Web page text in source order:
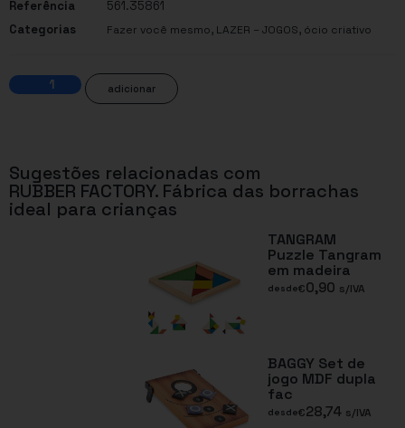
Referência
561.35861
Categorias
Fazer você mesmo, LAZER – JOGOS, ócio criativo
adicionar
Sugestões relacionadas com
RUBBER FACTORY. Fábrica das borrachas
ideal para crianças
TANGRAM
Puzzle Tangram
em madeira
desde€0,90 s/IVA
BAGGY Set de
jogo MDF dupla
fac
desde€28,74 s/IVA